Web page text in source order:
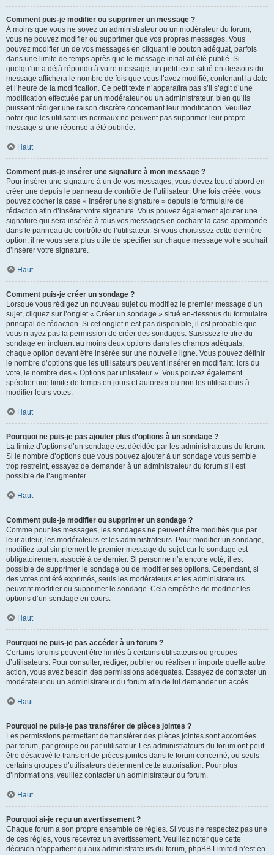
Comment puis-je modifier ou supprimer un message ?
À moins que vous ne soyez un administrateur ou un modérateur du forum,
vous ne pouvez modifier ou supprimer que vos propres messages. Vous
pouvez modifier un de vos messages en cliquant le bouton adéquat, parfois
dans une limite de temps après que le message initial ait été publié. Si
quelqu’un a déjà répondu à votre message, un petit texte situé en dessous du
message affichera le nombre de fois que vous l’avez modifié, contenant la date
et l’heure de la modification. Ce petit texte n’apparaîtra pas s’il s’agit d’une
modification effectuée par un modérateur ou un administrateur, bien qu’ils
puissent rédiger une raison discrète concernant leur modification. Veuillez
noter que les utilisateurs normaux ne peuvent pas supprimer leur propre
message si une réponse a été publiée.
Haut
Comment puis-je insérer une signature à mon message ?
Pour insérer une signature à un de vos messages, vous devez tout d’abord en
créer une depuis le panneau de contrôle de l’utilisateur. Une fois créée, vous
pouvez cocher la case « Insérer une signature » depuis le formulaire de
rédaction afin d’insérer votre signature. Vous pouvez également ajouter une
signature qui sera insérée à tous vos messages en cochant la case appropriée
dans le panneau de contrôle de l’utilisateur. Si vous choisissez cette dernière
option, il ne vous sera plus utile de spécifier sur chaque message votre souhait
d’insérer votre signature.
Haut
Comment puis-je créer un sondage ?
Lorsque vous rédigez un nouveau sujet ou modifiez le premier message d’un
sujet, cliquez sur l’onglet « Créer un sondage » situé en-dessous du formulaire
principal de rédaction. Si cet onglet n’est pas disponible, il est probable que
vous n’ayez pas la permission de créer des sondages. Saisissez le titre du
sondage en incluant au moins deux options dans les champs adéquats,
chaque option devant être insérée sur une nouvelle ligne. Vous pouvez définir
le nombre d’options que les utilisateurs peuvent insérer en modifiant, lors du
vote, le nombre des « Options par utilisateur ». Vous pouvez également
spécifier une limite de temps en jours et autoriser ou non les utilisateurs à
modifier leurs votes.
Haut
Pourquoi ne puis-je pas ajouter plus d’options à un sondage ?
La limite d’options d’un sondage est décidée par les administrateurs du forum.
Si le nombre d’options que vous pouvez ajouter à un sondage vous semble
trop restreint, essayez de demander à un administrateur du forum s’il est
possible de l’augmenter.
Haut
Comment puis-je modifier ou supprimer un sondage ?
Comme pour les messages, les sondages ne peuvent être modifiés que par
leur auteur, les modérateurs et les administrateurs. Pour modifier un sondage,
modifiez tout simplement le premier message du sujet car le sondage est
obligatoirement associé à ce dernier. Si personne n’a encore voté, il est
possible de supprimer le sondage ou de modifier ses options. Cependant, si
des votes ont été exprimés, seuls les modérateurs et les administrateurs
peuvent modifier ou supprimer le sondage. Cela empêche de modifier les
options d’un sondage en cours.
Haut
Pourquoi ne puis-je pas accéder à un forum ?
Certains forums peuvent être limités à certains utilisateurs ou groupes
d’utilisateurs. Pour consulter, rédiger, publier ou réaliser n’importe quelle autre
action, vous avez besoin des permissions adéquates. Essayez de contacter un
modérateur ou un administrateur du forum afin de lui demander un accès.
Haut
Pourquoi ne puis-je pas transférer de pièces jointes ?
Les permissions permettant de transférer des pièces jointes sont accordées
par forum, par groupe ou par utilisateur. Les administrateurs du forum ont peut-
être désactivé le transfert de pièces jointes dans le forum concerné, ou seuls
certains groupes d’utilisateurs détiennent cette autorisation. Pour plus
d’informations, veuillez contacter un administrateur du forum.
Haut
Pourquoi ai-je reçu un avertissement ?
Chaque forum a son propre ensemble de règles. Si vous ne respectez pas une
de ces règles, vous recevrez un avertissement. Veuillez noter que cette
décision n’appartient qu’aux administrateurs du forum, phpBB Limited n’est en